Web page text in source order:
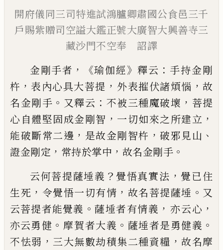
開府儀同三司特進試鴻臚卿肅國公食邑三千
戶賜紫贈司空謚大鑑正號大廣智大興善寺三
藏沙門不空奉 詔譯
金剛手者 ，《瑜伽經》 釋云 ： 手持金剛
杵 ， 表內心具大菩提 ， 外表摧伏諸煩惱 ， 故
名金剛手 。 又釋云 ： 不被三種魔破壞 ， 菩提
心自體堅固成金剛智 ， 一切如來之所建立 ，
能破斷常二邊 ， 是故金剛智杵 ， 破邪見山 、
證金剛定 ， 常持於掌中 ， 故名金剛手 。
云何菩提薩埵義 ？ 覺悟真實法 ， 覺已住
生死 ， 令覺悟一切有情 ， 故名菩提薩埵 。 又
云菩提者能覺義 。 薩埵者有情義 ， 亦云心 ，
亦云勇健 。 摩賀者大義 。 薩埵者是勇健義 。
不怯弱 ， 三大無數劫積集二種資糧 ， 故名摩